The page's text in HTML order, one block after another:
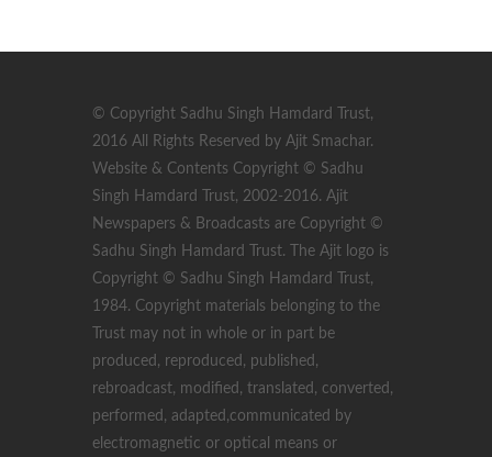
© Copyright Sadhu Singh Hamdard Trust,
2016 All Rights Reserved by Ajit Smachar.
Website & Contents Copyright © Sadhu
Singh Hamdard Trust, 2002-2016. Ajit
Newspapers & Broadcasts are Copyright ©
Sadhu Singh Hamdard Trust. The Ajit logo is
Copyright © Sadhu Singh Hamdard Trust,
1984. Copyright materials belonging to the
Trust may not in whole or in part be
produced, reproduced, published,
rebroadcast, modified, translated, converted,
performed, adapted,communicated by
electromagnetic or optical means or